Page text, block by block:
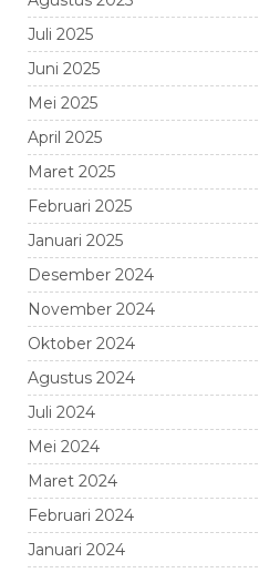
Juli 2025
Juni 2025
Mei 2025
April 2025
Maret 2025
Februari 2025
Januari 2025
Desember 2024
November 2024
Oktober 2024
Agustus 2024
Juli 2024
Mei 2024
Maret 2024
Februari 2024
Januari 2024